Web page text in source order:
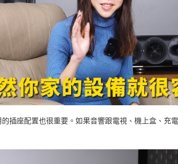
插座配置也很重要。如果音響跟電視、機上盒、充